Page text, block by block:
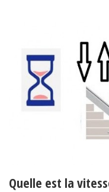
Quelle est la